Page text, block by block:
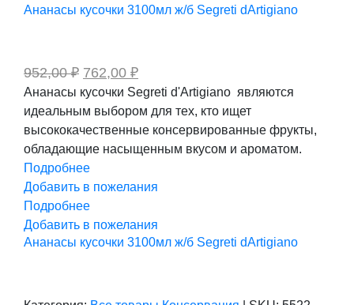
Ананасы кусочки 3100мл ж/б Segreti dArtigiano
952,00₽ Первоначальная
цена
составляла
952,00 ₽.
762,00 ₽Текущая
цена:
762,00 ₽.
Ананасы кусочки Segreti d'Artigiano являются
идеальным выбором для тех, кто ищет
высококачественные консервированные фрукты,
обладающие насыщенным вкусом и ароматом.
Подробнее
Добавить в пожелания
Подробнее
Добавить в пожелания
Ананасы кусочки 3100мл ж/б Segreti dArtigiano